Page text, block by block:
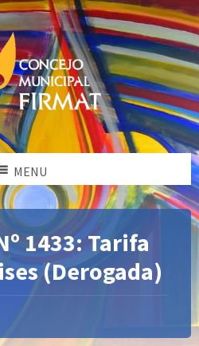
MENU
1433: Tarifa
(Derogada)